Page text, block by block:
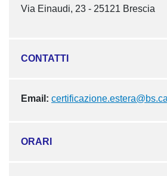
Via Einaudi, 23 - 25121 Brescia
CONTATTI
Email:
ORARI